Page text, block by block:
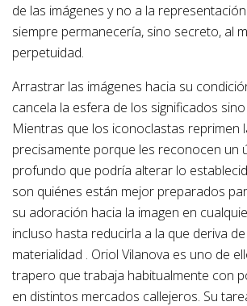
de las imágenes y no a la
siempre permanecería, sino secreto, al
perpetuidad.
Arrastrar las imágenes hacia su
cancela la esfera de los significados
Mientras que los iconoclastas reprimen
precisamente porque les reconocen un
profundo que podría alterar lo
son quiénes están mejor preparados
su adoración hacia la imagen en
incluso hasta reducirla a la que deriva
materialidad . Oriol Vilanova es uno de
trapero que trabaja habitualmente con
en distintos mercados callejeros. Su